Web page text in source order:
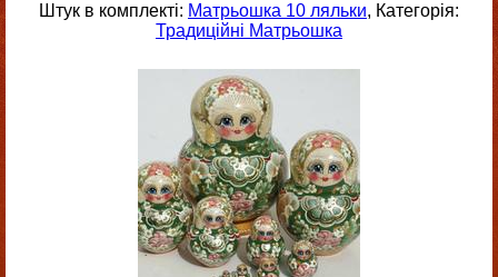
Штук в комплекті: Матрьошка 10 ляльки, Категорія:
Традиційні Матрьошка